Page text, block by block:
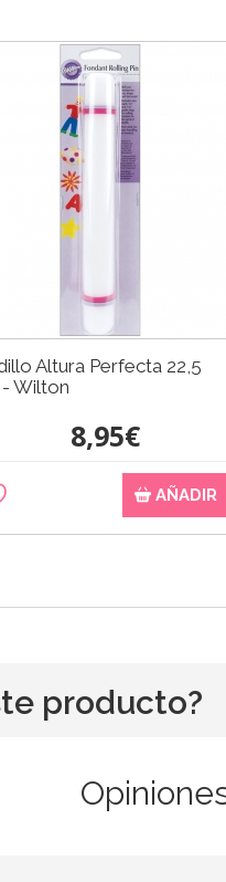
Altura Perfecta 22,5
Wilton
8,95€
AÑADIR
producto?